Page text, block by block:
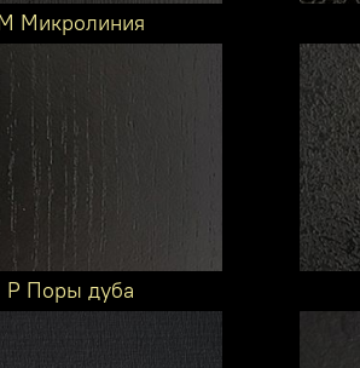
Микролиния
P Поры дуба